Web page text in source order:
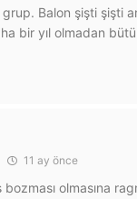
grup. Balon şişti şişti
bir yıl olmadan
11 ay önce
olmasına